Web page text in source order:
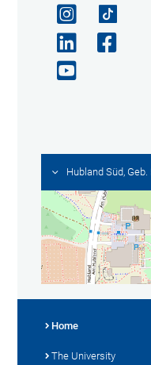
Hubland Süd, Geb.
Home
The University